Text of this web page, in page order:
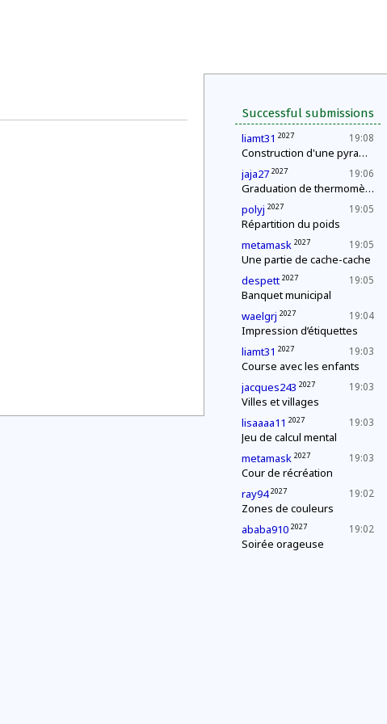
Successful submissions
19:08
liamt31 2027
Construction d'une pyramide
19:06
jaja27 2027
Graduation de thermomètres
19:05
polyj 2027
Répartition du poids
19:05
metamask 2027
Une partie de cache-cache
19:05
despett 2027
Banquet municipal
19:04
waelgrj 2027
Impression d’étiquettes
19:03
liamt31 2027
Course avec les enfants
19:03
jacques243 2027
Villes et villages
19:03
lisaaaa11 2027
Jeu de calcul mental
19:03
metamask 2027
Cour de récréation
19:02
ray94 2027
Zones de couleurs
19:02
ababa910 2027
Soirée orageuse